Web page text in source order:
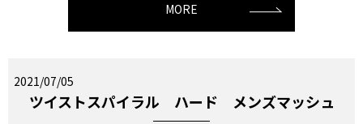
MORE
2021/07/05
ツイストスパイラル ハード メンズマッシュ